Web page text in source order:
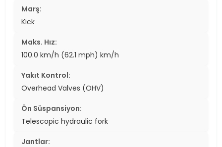
Marş:
Kick
Maks. Hız:
100.0 km/h (62.1 mph) km/h
Yakıt Kontrol:
Overhead Valves (OHV)
Ön Süspansiyon:
Telescopic hydraulic fork
Jantlar: